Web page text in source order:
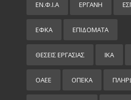
ΕΝ.Φ.Ι.Α ΕΡΓΑΝΗ
ΕΦΚΑ ΕΠΙΔΌΜΑΤΑ
ΘΕΣΕΙΣ ΕΡΓΑΣΙΑΣ ΙΚΑ
ΟΑΕΕ ΟΠΕΚΑ